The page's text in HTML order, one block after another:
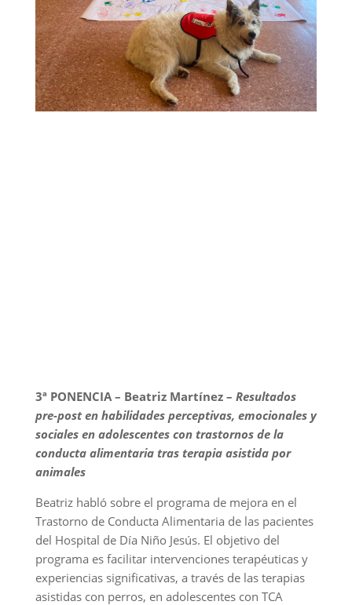
3ª PONENCIA – Beatriz Martínez – Resultados
pre-post en habilidades perceptivas, emocionales y
sociales en adolescentes con trastornos de la
conducta alimentaria tras terapia asistida por
animales
Beatriz habló sobre el programa de mejora en el
Trastorno de Conducta Alimentaria de las pacientes
del Hospital de Día Niño Jesús. El objetivo del
programa es facilitar intervenciones terapéuticas y
experiencias significativas, a través de las terapias
asistidas con perros, en adolescentes con TCA